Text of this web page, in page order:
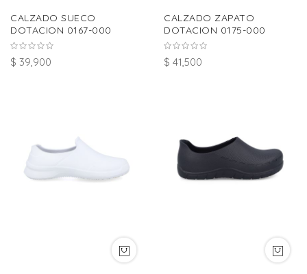
CALZADO SUECO
DOTACION 0167-000
$ 39,900
CALZADO ZAPATO
DOTACION 0175-000
$ 41,500